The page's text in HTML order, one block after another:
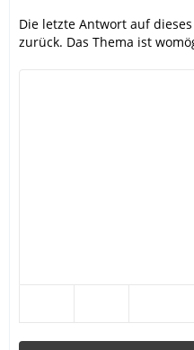
Die letzte Antwort auf
zurück. Das Thema ist